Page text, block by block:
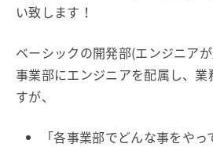
い致します！
ベーシックの開発部(エンジニア
事業部にエンジニアを配属し、
すが、
「各事業部でどんな事をや